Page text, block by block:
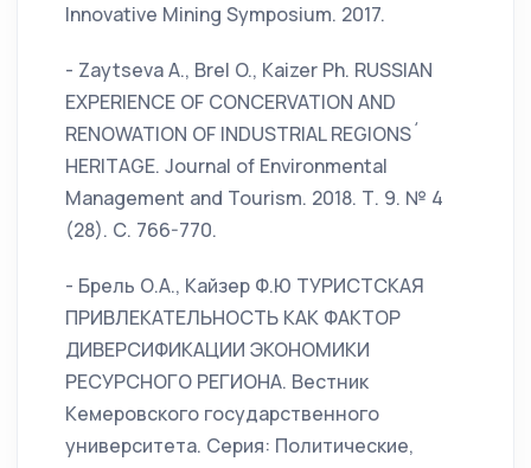
Innovative Mining Symposium. 2017.
- Zaytseva A., Brel O., Kaizer Ph. RUSSIAN
EXPERIENCE OF CONCERVATION AND
RENOWATION OF INDUSTRIAL REGIONS´
HERITAGE. Journal of Environmental
Management and Tourism. 2018. Т. 9. № 4
(28). С. 766-770.
- Брель О.А., Кайзер Ф.Ю ТУРИСТСКАЯ
ПРИВЛЕКАТЕЛЬНОСТЬ КАК ФАКТОР
ДИВЕРСИФИКАЦИИ ЭКОНОМИКИ
РЕСУРСНОГО РЕГИОНА. Вестник
Кемеровского государственного
университета. Серия: Политические,